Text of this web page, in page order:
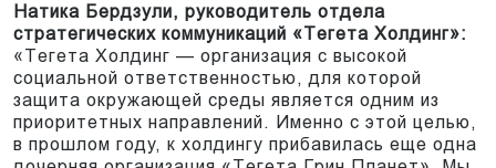
Натика Бердзули, руководитель отдела
стратегических коммуникаций «Тегета Холдинг»:
«Тегета Холдинг — организация с высокой
социальной ответственностью, для которой
защита окружающей среды является одним из
приоритетных направлений. Именно с этой целью,
в прошлом году, к холдингу прибавилась еще одна